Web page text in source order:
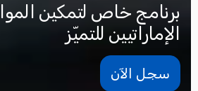
برنامج خاص لتمكين
الإماراتيين للتميّز
سجل الآن